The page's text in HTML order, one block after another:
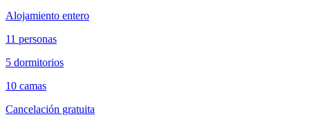
Alojamiento entero
11 personas
5 dormitorios
10 camas
Cancelación gratuita